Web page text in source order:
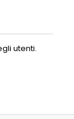
utenti.